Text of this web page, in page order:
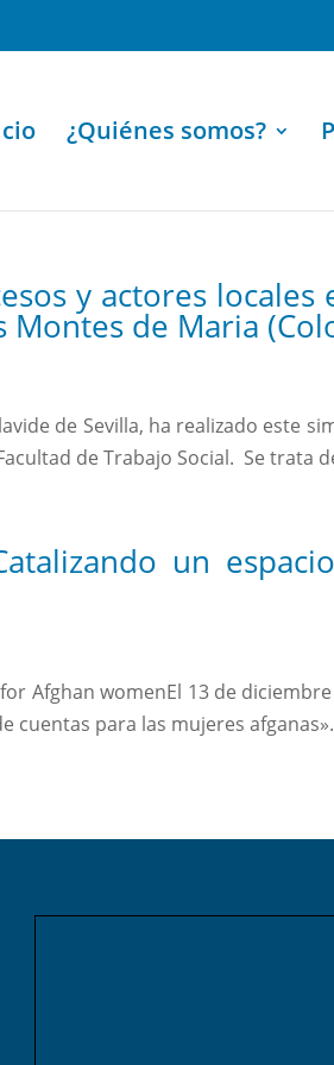
¿Quiénes somos?
y actores
de Maria
de Sevilla, ha realizado este
de Trabajo Social. Se trata
un
Afghan womenEl 13 de
cuentas para las mujeres